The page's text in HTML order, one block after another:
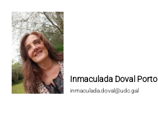
Inmaculada Doval Porto
inmaculada.doval@udc.gal